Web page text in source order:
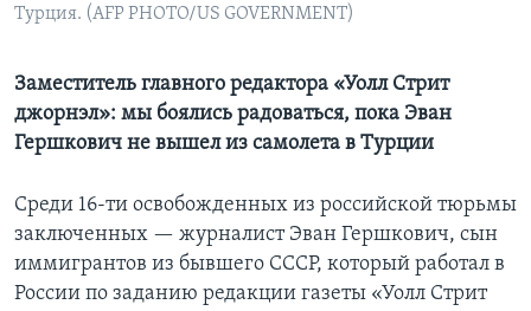
Турция. (AFP PHOTO/US GOVERNMENT)
Заместитель главного редактора «Уолл Стрит
джорнэл»: мы боялись радоваться, пока Эван
Гершкович не вышел из самолета в Турции
Среди 16-ти освобожденных из российской тюрьмы
заключенных — журналист Эван Гершкович, сын
иммигрантов из бывшего СССР, который работал в
России по заданию редакции газеты «Уолл Стрит